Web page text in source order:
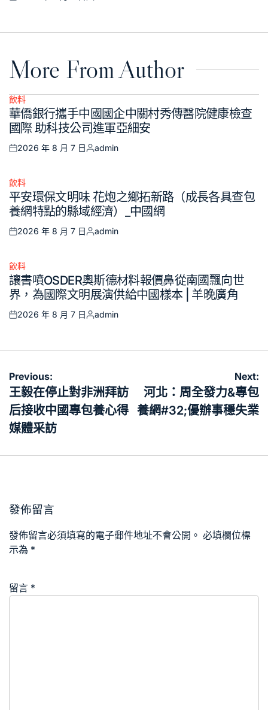
More From Author
Posted
in
飲料
華僑銀行攜手中國國企中關村秀傳醫院健康檢查
國際 助科技公司進軍亞細安
Posted
2026 年 8 月 7 日
Posted
admin
Posted
in
飲料
平安環保文明味 花炮之鄉拓新路（成長各具查包
養網特點的縣域經濟）_中國網
Posted
2026 年 8 月 7 日
Posted
admin
Posted
in
飲料
讓書噴OSDER奧斯德材料報價鼻從南國飄向世
界，為國際文明展演供給中國樣本 | 羊晚廣角
Posted
2026 年 8 月 7 日
Posted
admin
文
章
導
覽
Previous:
王毅在停止對非洲拜訪
后接收中國專包養心得
媒體采訪
Next:
河北：周全發力&專包
養網#32;優辦事穩失業
發佈留言
發佈留言必須填寫的電子郵件地址不會公開。 必填欄位標
示為 *
留言 *